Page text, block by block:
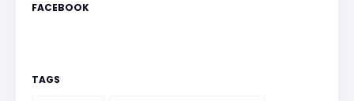
FACEBOOK
TAGS